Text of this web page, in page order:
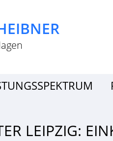
LEIPZIG: